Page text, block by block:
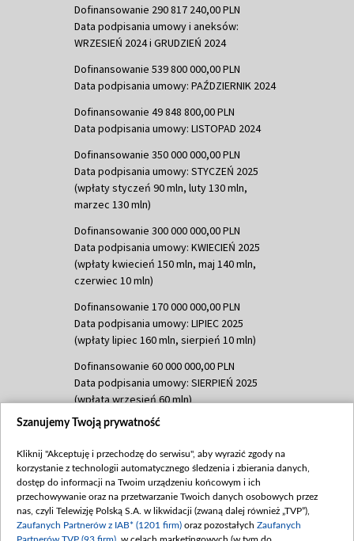
Dofinansowanie 290 817 240,00 PLN
Data podpisania umowy i aneksów:
WRZESIEŃ 2024 i GRUDZIEŃ 2024
Dofinansowanie 539 800 000,00 PLN
Data podpisania umowy: PAŹDZIERNIK 2024
Dofinansowanie 49 848 800,00 PLN
Data podpisania umowy: LISTOPAD 2024
Dofinansowanie 350 000 000,00 PLN
Data podpisania umowy: STYCZEŃ 2025
(wpłaty styczeń 90 mln, luty 130 mln,
marzec 130 mln)
Dofinansowanie 300 000 000,00 PLN
Data podpisania umowy: KWIECIEŃ 2025
(wpłaty kwiecień 150 mln, maj 140 mln,
czerwiec 10 mln)
Dofinansowanie 170 000 000,00 PLN
Data podpisania umowy: LIPIEC 2025
(wpłaty lipiec 160 mln, sierpień 10 mln)
Dofinansowanie 60 000 000,00 PLN
Data podpisania umowy: SIERPIEŃ 2025
(wpłata wrzesień 60 mln)
Dofinansowanie 635 783 051,21 PLN
(wpłata wrzesień 100 mln, październik 350
mln, listopad 265 mln)
Dofinansowanie 48 862 000,00 PLN
Data podpisania umowy: GRUDZIEŃ 2025
(wpłata grudzień 60,548 mln)
Szanujemy Twoją prywatność
Kliknij "Akceptuję i przechodzę do serwisu", aby wyrazić zgody na
korzystanie z technologii automatycznego śledzenia i zbierania danych,
dostęp do informacji na Twoim urządzeniu końcowym i ich
przechowywanie oraz na przetwarzanie Twoich danych osobowych przez
nas, czyli Telewizję Polską S.A. w likwidacji (zwaną dalej również „TVP”),
Zaufanych Partnerów z IAB* (1201 firm) oraz pozostałych Zaufanych